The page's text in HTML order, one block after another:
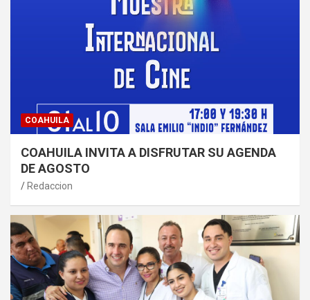
COAHUILA
COAHUILA INVITA A DISFRUTAR SU AGENDA
DE AGOSTO
Redaccion